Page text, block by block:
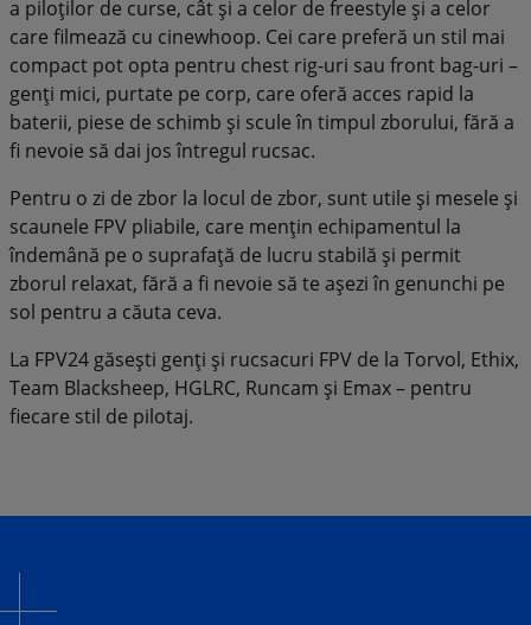
a piloților de curse, cât și a celor de freestyle și a celor
care filmează cu cinewhoop. Cei care preferă un stil mai
compact pot opta pentru chest rig-uri sau front bag-uri –
genți mici, purtate pe corp, care oferă acces rapid la
baterii, piese de schimb și scule în timpul zborului, fără a
fi nevoie să dai jos întregul rucsac.
Pentru o zi de zbor la locul de zbor, sunt utile și mesele și
scaunele FPV pliabile, care mențin echipamentul la
îndemână pe o suprafață de lucru stabilă și permit
zborul relaxat, fără a fi nevoie să te așezi în genunchi pe
sol pentru a căuta ceva.
La FPV24 găsești genți și rucsacuri FPV de la Torvol, Ethix,
Team Blacksheep, HGLRC, Runcam și Emax – pentru
fiecare stil de pilotaj.